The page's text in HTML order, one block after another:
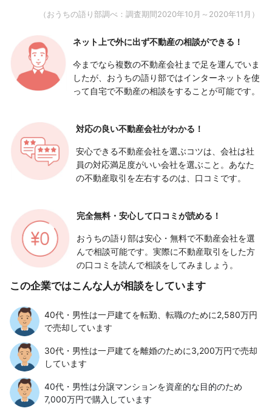
（おうちの語り部調べ：調査期間2020年10月～2020年11月）
ネット上で外に出ず不動産の相談ができる！
今までなら複数の不動産会社まで足を運んでいま
したが、おうちの語り部ではインターネットを使
って自宅で不動産の相談をすることが可能です。
対応の良い不動産会社がわかる！
安心できる不動産会社を選ぶコツは、会社は社
員の対応満足度がいい会社を選ぶこと。あなた
の不動産取引を左右するのは、口コミです。
完全無料・安心して口コミが読める！
おうちの語り部は安心・無料で不動産会社を選
んで相談可能です。実際に不動産取引をした方
の口コミを読んで相談をしてみましょう。
この企業ではこんな人が相談をしています
40代・男性は一戸建てを転勤、転職のために2,580万円
で売却しています
30代・男性は一戸建てを離婚のために3,200万円で売却
しています
40代・男性は分譲マンションを資産的な目的のため
7,000万円で購入しています